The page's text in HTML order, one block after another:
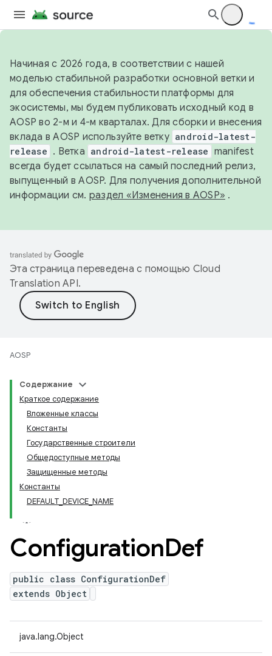
Начиная с 2026 года, в соответствии с нашей
моделью стабильной разработки основной ветки и
для обеспечения стабильности платформы для
экосистемы, мы будем публиковать исходный код в
AOSP во 2-м и 4-м кварталах. Для сборки и внесения
вклада в AOSP используйте ветку android-latest-
release . Ветка android-latest-release manifest
всегда будет ссылаться на самый последний релиз,
выпущенный в AOSP. Для получения дополнительной
информации см. раздел «Изменения в AOSP» .
Эта страница переведена с помощью Cloud
Translation API.
AOSP
Содержание
Краткое содержание
Вложенные классы
Константы
Государственные строители
Общедоступные методы
Защищенные методы
Константы
DEFAULT_DEVICE_NAME
ConfigurationDef
public class ConfigurationDef
extends Object
java.lang.Object